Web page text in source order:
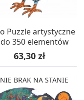
Puzzle artystyczne
350 elementów
Cena
63,30 zł
BRAK NA STANIE